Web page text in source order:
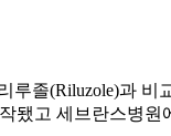
졸(Riluzole)과 비
됐고 세브란스병원